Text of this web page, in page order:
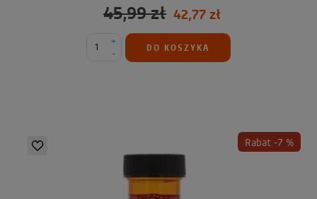
45,99 zł 42,77 zł
-
+
DO KOSZYKA
Rabat -7 %